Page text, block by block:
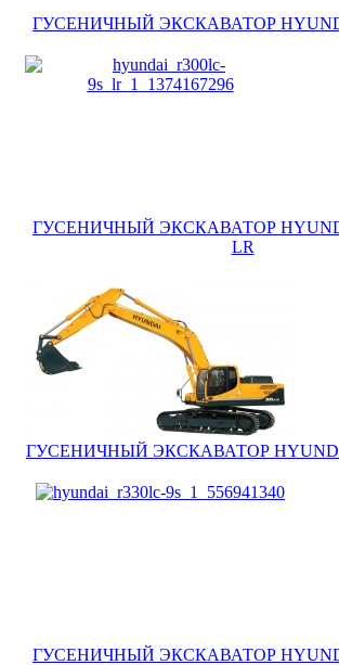
ГУСЕНИЧНЫЙ ЭКСКАВАТОР
ГУСЕНИЧНЫЙ ЭКСКАВАТОР
LR
ГУСЕНИЧНЫЙ ЭКСКАВАТОР
ГУСЕНИЧНЫЙ ЭКСКАВАТОР